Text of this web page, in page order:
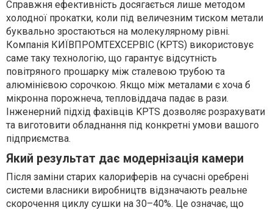
Справжня ефективність досягається лише методом
холодної прокатки, коли під величезним тиском метали
буквально зростаються на молекулярному рівні.
Компанія КИЇВПРОМТЕХСЕРВІС (KPTS) використовує
саме таку технологію, що гарантує відсутність
повітряного прошарку між сталевою трубою та
алюмінієвою сорочкою. Якщо між металами є хоча б
мікронна порожнеча, тепловіддача падає в рази.
Інженерний підхід фахівців KPTS дозволяє розрахувати
та виготовити обладнання під конкретні умови вашого
підприємства.
Який результат дає модернізація камери
Після заміни старих калориферів на сучасні оребрені
системи власники виробництв відзначають реальне
скорочення циклу сушки на 30–40%. Це означає, що